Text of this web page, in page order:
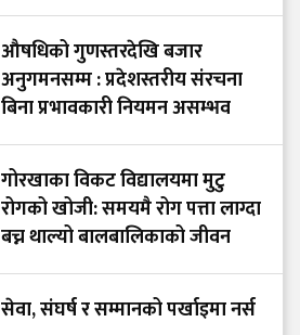
औषधिको गुणस्तरदेखि बजार
अनुगमनसम्म : प्रदेशस्तरीय संरचना
बिना प्रभावकारी नियमन असम्भव
गोरखाका विकट विद्यालयमा मुटु
रोगको खोजी: समयमै रोग पत्ता लाग्दा
बच्न थाल्यो बालबालिकाको जीवन
सेवा, संघर्ष र सम्मानको पर्खाइमा नर्स